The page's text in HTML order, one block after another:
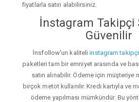
fiyatlarla satın alabilirsiniz.
İnstagram Takipçi
Güvenilir
İnsfollow'un kaliteliinstagram takipçi
paketleri tam bir emniyet arasında ve
satın alınabilir. Ödeme için
birçok metot kullanılır. Kredi kartıyla ve
ödeme yapılması mümkündür. Bu